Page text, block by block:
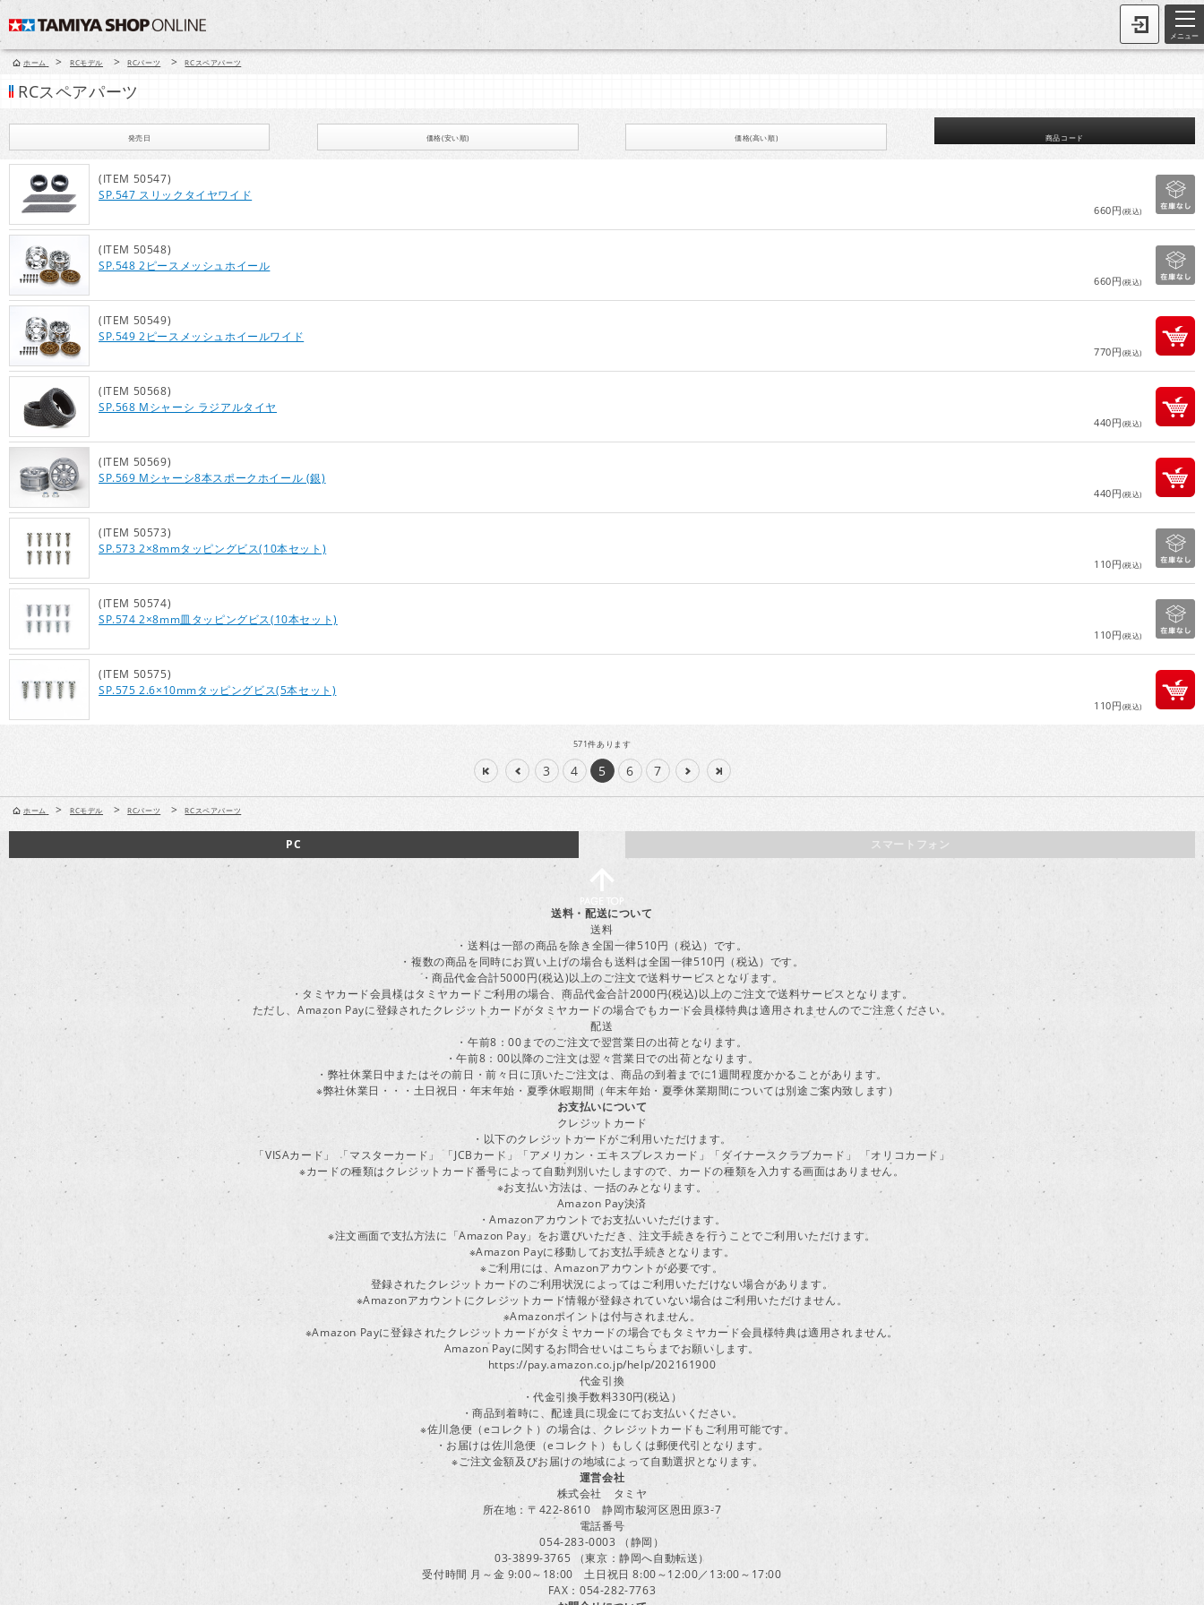
メニュー
ホーム > RCモデル > RCパーツ > RCスペアパーツ
RCスペアパーツ
発売日 価格(安い順) 価格(高い順) 商品コード
(ITEM 50547)
SP.547 スリックタイヤワイド
660円(税込)
(ITEM 50548)
SP.548 2ピースメッシュホイール
660円(税込)
(ITEM 50549)
SP.549 2ピースメッシュホイールワイド
770円(税込)
(ITEM 50568)
SP.568 Mシャーシ ラジアルタイヤ
440円(税込)
(ITEM 50569)
SP.569 Mシャーシ8本スポークホイール (銀)
440円(税込)
(ITEM 50573)
SP.573 2×8mmタッピングビス(10本セット)
110円(税込)
(ITEM 50574)
SP.574 2×8mm皿タッピングビス(10本セット)
110円(税込)
(ITEM 50575)
SP.575 2.6×10mmタッピングビス(5本セット)
110円(税込)
571件あります
3 4 5 6 7
ホーム > RCモデル > RCパーツ > RCスペアパーツ
スマートフォン
PC
送料・配送について
送料
・送料は一部の商品を除き全国一律510円（税込）です。
・複数の商品を同時にお買い上げの場合も送料は全国一律510円（税込）です。
・商品代金合計5000円(税込)以上のご注文で送料サービスとなります。
・タミヤカード会員様はタミヤカードご利用の場合、商品代金合計2000円(税込)以上のご注文で送料サービスとなります。
ただし、Amazon Payに登録されたクレジットカードがタミヤカードの場合でもカード会員様特典は適用されませんのでご注意ください。
配送
・午前8：00までのご注文で翌営業日の出荷となります。
・午前8：00以降のご注文は翌々営業日での出荷となります。
・弊社休業日中またはその前日・前々日に頂いたご注文は、商品の到着までに1週間程度かかることがあります。
※弊社休業日・・・土日祝日・年末年始・夏季休暇期間（年末年始・夏季休業期間については別途ご案内致します）
お支払いについて
クレジットカード
・以下のクレジットカードがご利用いただけます。
「VISAカード」 「マスターカード」 「JCBカード」「アメリカン・エキスプレスカード」「ダイナースクラブカード」 「オリコカード」
※カードの種類はクレジットカード番号によって自動判別いたしますので、カードの種類を入力する画面はありません。
※お支払い方法は、一括のみとなります。
Amazon Pay決済
・Amazonアカウントでお支払いいただけます。
※注文画面で支払方法に「Amazon Pay」をお選びいただき、注文手続きを行うことでご利用いただけます。
※Amazon Payに移動してお支払手続きとなります。
※ご利用には、Amazonアカウントが必要です。
登録されたクレジットカードのご利用状況によってはご利用いただけない場合があります。
※Amazonアカウントにクレジットカード情報が登録されていない場合はご利用いただけません。
※Amazonポイントは付与されません。
※Amazon Payに登録されたクレジットカードがタミヤカードの場合でもタミヤカード会員様特典は適用されません。
Amazon Payに関するお問合せいはこちらまでお願いします。
https://pay.amazon.co.jp/help/202161900
代金引換
・代金引換手数料330円(税込）
・商品到着時に、配達員に現金にてお支払いください。
※佐川急便（eコレクト）の場合は、クレジットカードもご利用可能です。
・お届けは佐川急便（eコレクト）もしくは郵便代引となります。
※ご注文金額及びお届けの地域によって自動選択となります。
運営会社
株式会社 タミヤ
所在地：〒422-8610 静岡市駿河区恩田原3-7
電話番号
054-283-0003 （静岡）
03-3899-3765 （東京：静岡へ自動転送）
受付時間 月～金 9:00～18:00 土日祝日 8:00～12:00／13:00～17:00
FAX：054-282-7763